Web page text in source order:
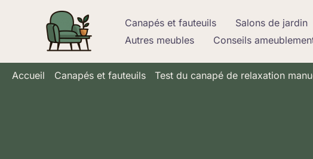
Canapés et fauteuils Salons de jardin
Autres meubles
Conseils
Accueil Canapés et fauteuils Test du canapé de relaxation